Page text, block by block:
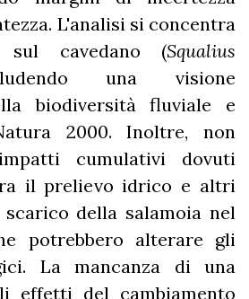
L'analisi si concentra
sul cavedano (Squalius
una visione
biodiversità fluviale e
2000. Inoltre, non
cumulativi dovuti
il prelievo idrico e altri
della salamoia nel
potrebbero alterare gli
La mancanza di una
effetti del cambiamento